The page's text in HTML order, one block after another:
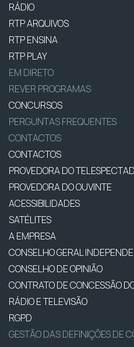
RÁDIO
RTP ARQUIVOS
RTP ENSINA
RTP PLAY
EM DIRETO
REVER PROGRAMAS
CONCURSOS
PERGUNTAS FREQUENTES
CONTACTOS
CONTACTOS
PROVEDORA DO
PROVEDORA DO OUVINTE
ACESSIBILIDADES
SATÉLITES
A EMPRESA
CONSELHO GERAL
CONSELHO DE OPINIÃO
CONTRATO DE CONCESSÃO
RÁDIO E TELEVISÃO
RGPD
GESTÃO DAS DEFINIÇÕES DE